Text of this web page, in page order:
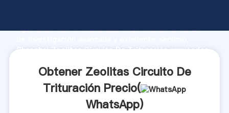
Agarrando fuerte capacidad de producción, fuerza
Shanghai Zeolitas Circuito De Trituración proveedor
Obtener Zeolitas Circuito De
Trituración Precio(
WhatsApp)